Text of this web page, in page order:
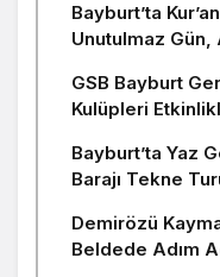
Bayburt’ta
Unutulmaz Gün,
GSB Bayburt
Kulüpleri
Bayburt’ta Yaz
Barajı Tekne
Demirözü
Beldede Adım